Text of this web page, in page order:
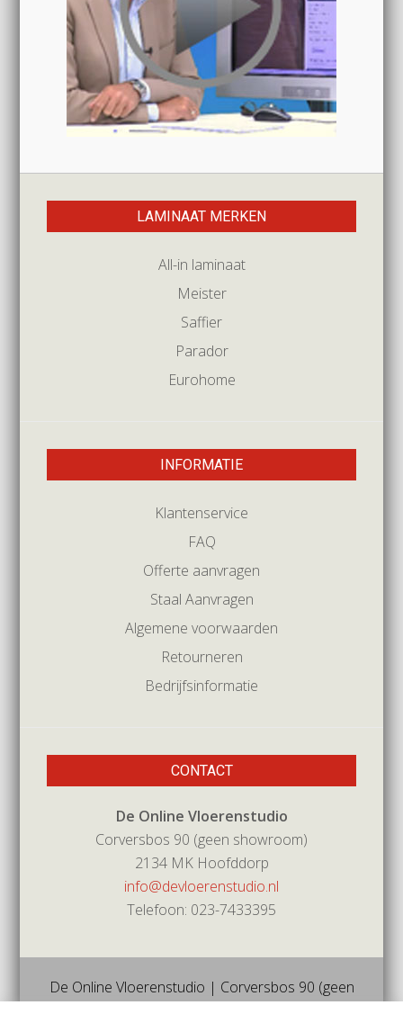
LAMINAAT MERKEN
All-in laminaat
Meister
Saffier
Parador
Eurohome
INFORMATIE
Klantenservice
FAQ
Offerte aanvragen
Staal Aanvragen
Algemene voorwaarden
Retourneren
Bedrijfsinformatie
CONTACT
De Online Vloerenstudio
Corversbos 90 (geen showroom)
2134 MK Hoofddorp
info@devloerenstudio.nl
Telefoon: 023-7433395
De Online Vloerenstudio | Corversbos 90 (geen